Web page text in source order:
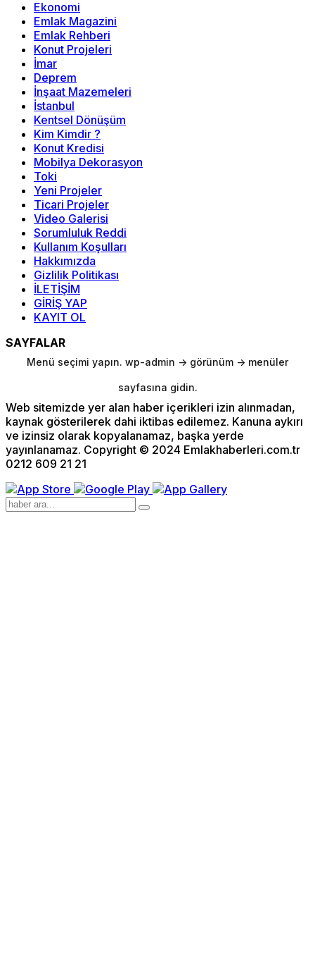
Ekonomi
Emlak Magazini
Emlak Rehberi
Konut Projeleri
İmar
Deprem
İnşaat Mazemeleri
İstanbul
Kentsel Dönüşüm
Kim Kimdir ?
Konut Kredisi
Mobilya Dekorasyon
Toki
Yeni Projeler
Ticari Projeler
Video Galerisi
Sorumluluk Reddi
Kullanım Koşulları
Hakkımızda
Gizlilik Politikası
İLETİŞİM
GİRİŞ YAP
KAYIT OL
SAYFALAR
Menü seçimi yapın. wp-admin -> görünüm -> menüler
sayfasına gidin.
Web sitemizde yer alan haber içerikleri izin alınmadan,
kaynak gösterilerek dahi iktibas edilemez. Kanuna aykırı
ve izinsiz olarak kopyalanamaz, başka yerde
yayınlanamaz. Copyright © 2024 Emlakhaberleri.com.tr
0212 609 21 21